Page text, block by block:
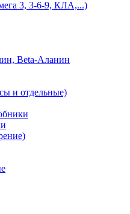
3, 3-6-9, КЛА,...)
Beta-Аланин
и отдельные)